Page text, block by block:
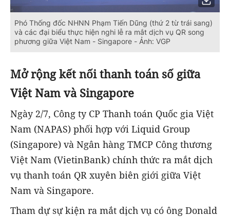
Phó Thống đốc NHNN Phạm Tiến Dũng (thứ 2 từ trái sang)
và các đại biểu thực hiện nghi lễ ra mắt dịch vụ QR song
phương giữa Việt Nam - Singapore - Ảnh: VGP
Mở rộng kết nối thanh toán số giữa
Việt Nam và Singapore
Ngày 2/7, Công ty CP Thanh toán Quốc gia Việt
Nam (NAPAS) phối hợp với Liquid Group
(Singapore) và Ngân hàng TMCP Công thương
Việt Nam (VietinBank) chính thức ra mắt dịch
vụ thanh toán QR xuyên biên giới giữa Việt
Nam và Singapore.
Tham dự sự kiện ra mắt dịch vụ có ông Donald